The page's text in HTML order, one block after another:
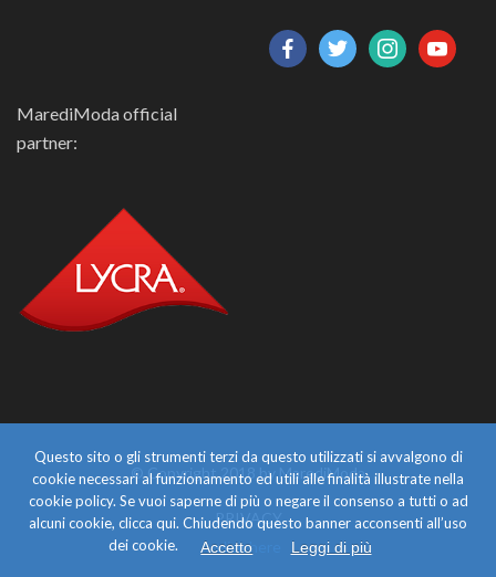
facebooktwitterinstagramyoutube
MarediModa official
partner:
© Copyright 2018 by MarediModa
PRIVACY
click here
Questo sito o gli strumenti terzi da questo utilizzati si avvalgono di
cookie necessari al funzionamento ed utili alle finalità illustrate nella
cookie policy. Se vuoi saperne di più o negare il consenso a tutti o ad
alcuni cookie, clicca qui. Chiudendo questo banner acconsenti all’uso
dei cookie.
Accetto Leggi di più